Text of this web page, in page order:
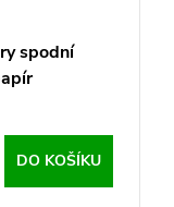
spodní
DO KOŠÍKU